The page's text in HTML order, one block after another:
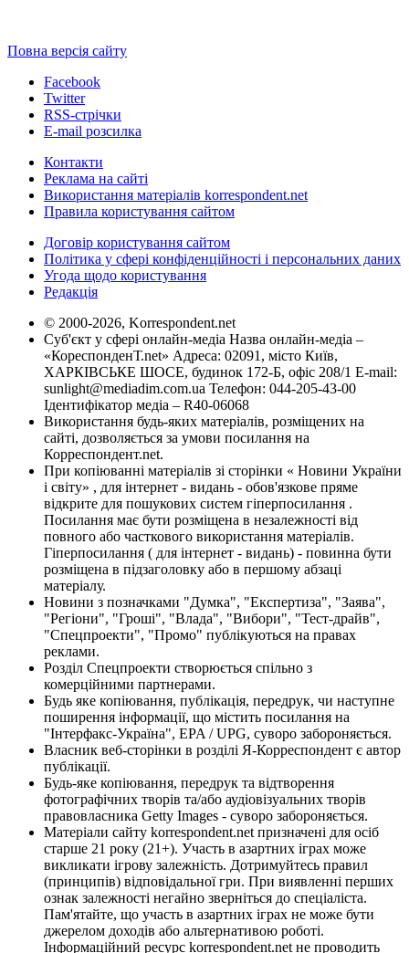
Повна версія сайту
Facebook
Twitter
RSS-стрічки
E-mail розсилка
Контакти
Реклама на сайті
Використання матеріалів korrespondent.net
Правила користування сайтом
Договір користування сайтом
Політика у сфері конфіденційності і персональних даних
Угода щодо користування
Редакція
© 2000-2026, Korrespondent.net
Суб'єкт у сфері онлайн-медіа Назва онлайн-медіа –
«КореспонденТ.net» Адреса: 02091, місто Київ,
ХАРКІВСЬКЕ ШОСЕ, будинок 172-Б, офіс 208/1 E-mail:
sunlight@mediadim.com.ua Телефон: 044-205-43-00
Ідентифікатор медіа – R40-06068
Використання будь-яких матеріалів, розміщених на
сайті, дозволяється за умови посилання на
Корреспондент.net.
При копіюванні матеріалів зі сторінки « Новини України
і світу» , для інтернет - видань - обов'язкове пряме
відкрите для пошукових систем гіперпосилання .
Посилання має бути розміщена в незалежності від
повного або часткового використання матеріалів.
Гіперпосилання ( для інтернет - видань) - повинна бути
розміщена в підзаголовку або в першому абзаці
матеріалу.
Новини з позначками "Думка", "Експертиза", "Заява",
"Регіони", "Гроші", "Влада", "Вибори", "Тест-драйв",
"Спецпроекти", "Промо" публікуються на правах
реклами.
Розділ Спецпроекти створюється спільно з
комерційними партнерами.
Будь яке копіювання, публікація, передрук, чи наступне
поширення інформації, що містить посилання на
"Інтерфакс-Україна", EPA / UPG, суворо забороняється.
Власник веб-сторінки в розділі Я-Корреспондент є автор
публікації.
Будь-яке копіювання, передрук та відтворення
фотографічних творів та/або аудіовізуальних творів
правовласника Getty Images - суворо забороняється.
Матеріали сайту korrespondent.net призначені для осіб
старше 21 року (21+). Участь в азартних іграх може
викликати ігрову залежність. Дотримуйтесь правил
(принципів) відповідальної гри. При виявленні перших
ознак залежності негайно зверніться до спеціаліста.
Пам'ятайте, що участь в азартних іграх не може бути
джерелом доходів або альтернативою роботі.
Інформаційний ресурс korrespondent.net не проводить